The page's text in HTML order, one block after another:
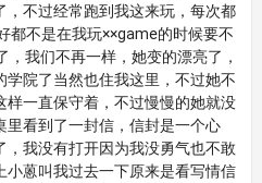
不过经常跑到我这来玩，每次都
都不是在我玩××game的时候要不
我们不再一样，她变的漂亮了，
院了当然也住我这里，不过她不
一直保守着，不过慢慢的她就没
看到了一封信，信封是一个心
我没有打开因为我没勇气也不敢
蒽叫我过去一下原来是看写情信